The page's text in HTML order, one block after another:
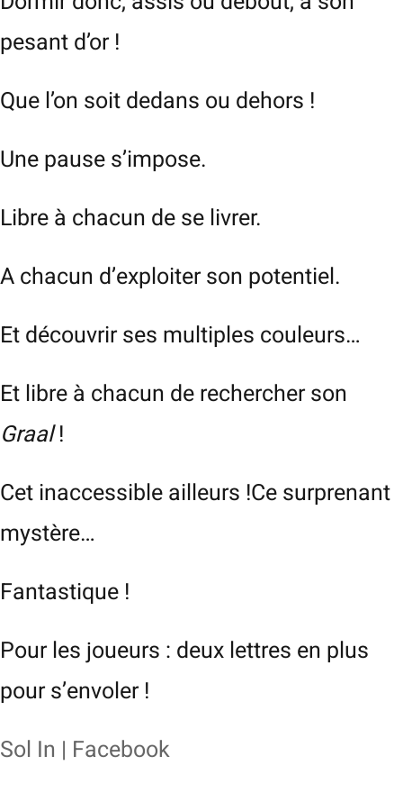
pesant d’or !
Que l’on soit dedans ou dehors !
Une pause s’impose.
Libre à chacun de se livrer.
A chacun d’exploiter son potentiel.
Et découvrir ses multiples couleurs…
Et libre à chacun de rechercher son
Graal!
Cet inaccessible ailleurs !Ce surprenant
mystère…
Fantastique !
Pour les joueurs : deux lettres en plus
pour s’envoler !
Sol In | Facebook